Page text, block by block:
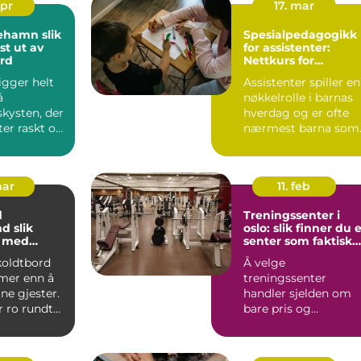
slik
ut av
helt
der
raskt og
17. mar
Spesialpedagogikk
for assistenter:
Nettkurs for
Assistenter spiller en
nøkkelrolle i barnas
hverdag og er ofte
nærmest barna som
enn å
gjester.
ro rundt
11. feb
Treningssenter i
oslo: slik finner du
senter som faktisk
blir brukt
Å velge
treningssenter
handler sjelden om
bare pris og
oppdager raskt at
avstanden...